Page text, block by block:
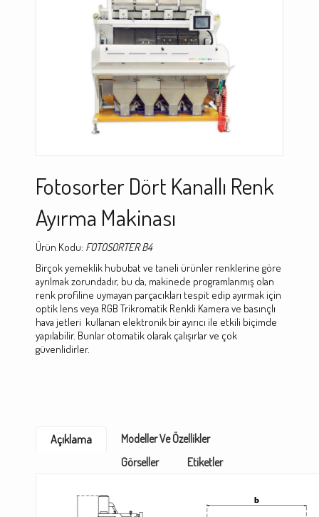
Fotosorter Dört Kanallı Renk
Ayırma Makinası
Ürün Kodu: FOTOSORTER B4
Birçok yemeklik hububat ve taneli ürünler renklerine göre
ayrılmak zorundadır, bu da, makinede programlanmış olan
renk profiline uymayan parçacıkları tespit edip ayırmak için
optik lens veya RGB Trikromatik Renkli Kamera ve basınçlı
hava jetleri kullanan elektronik bir ayırıcı ile etkili biçimde
yapılabilir. Bunlar otomatik olarak çalışırlar ve çok
güvenlidirler.
Açıklama
Modeller Ve Özellikler
Görseller
Etiketler